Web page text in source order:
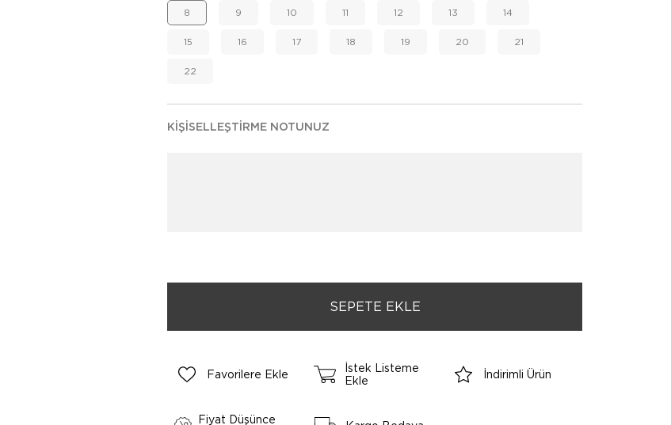
8 9 10 11 12 13 14
15 16 17 18 19 20 21
22
KIŞISELLEŞTIRME NOTUNUZ
Favorilere Ekle
İstek Listeme
Ekle
İndirimli Ürün
Fiyat Düşünce